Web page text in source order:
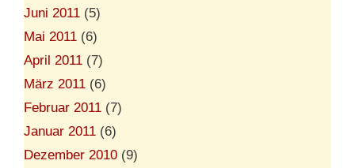
Juni 2011 (5)
Mai 2011 (6)
April 2011 (7)
März 2011 (6)
Februar 2011 (7)
Januar 2011 (6)
Dezember 2010 (9)